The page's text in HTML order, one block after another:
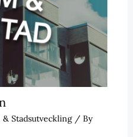
Stadsutveckling/ By